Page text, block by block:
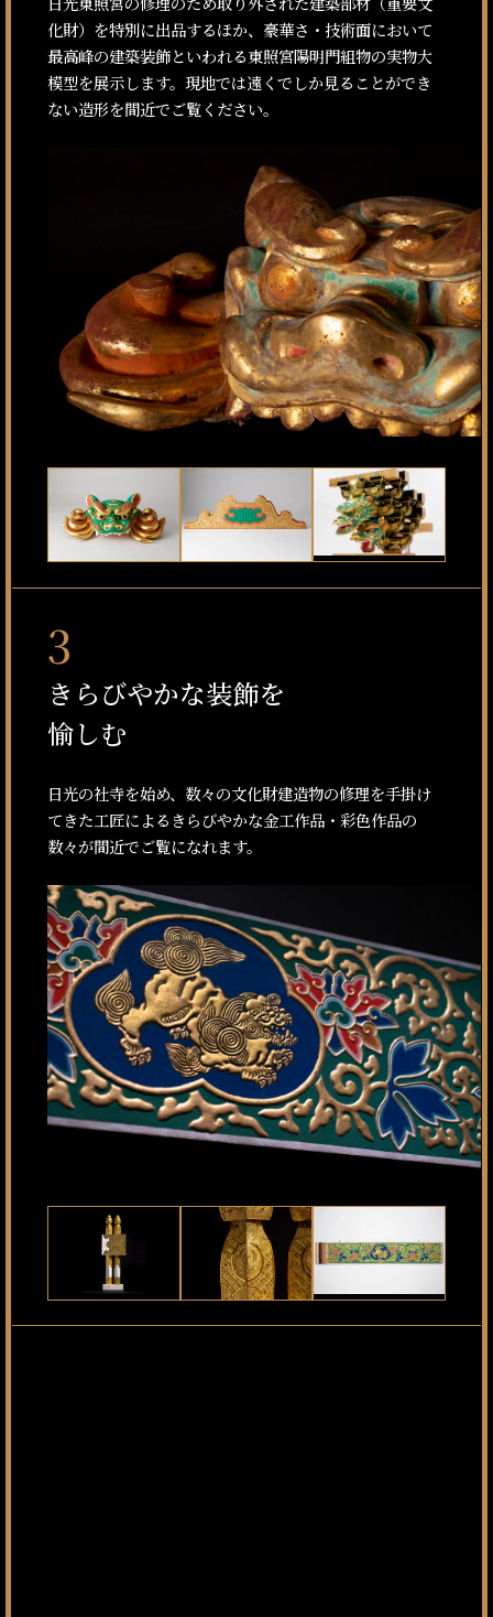
化財）を特別に出品するほか、豪華さ・技術面において
最高峰の建築装飾といわれる東照宮陽明門組物の実物大
模型を展示します。現地では遠くでしか見ることができ
ない造形を間近でご覧ください。
3
きらびやかな装飾を
愉しむ
日光の社寺を始め、数々の文化財建造物の修理を手掛け
てきた工匠によるきらびやかな金工作品・彩色作品の
数々が間近でご覧になれます。